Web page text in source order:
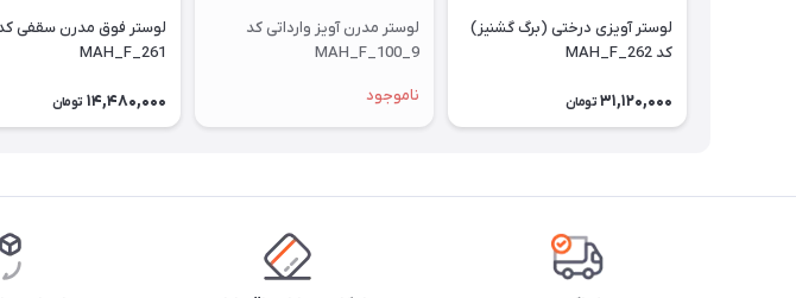
لوستر آویزی درختی (برگ گشنیز)
کد MAH_F_262
31,120,000 تومان
لوستر مدرن آویز وارداتی کد
MAH_F_100_9
ناموجود
لوستر فوق
MAH_F_261
14,480,000 تومان